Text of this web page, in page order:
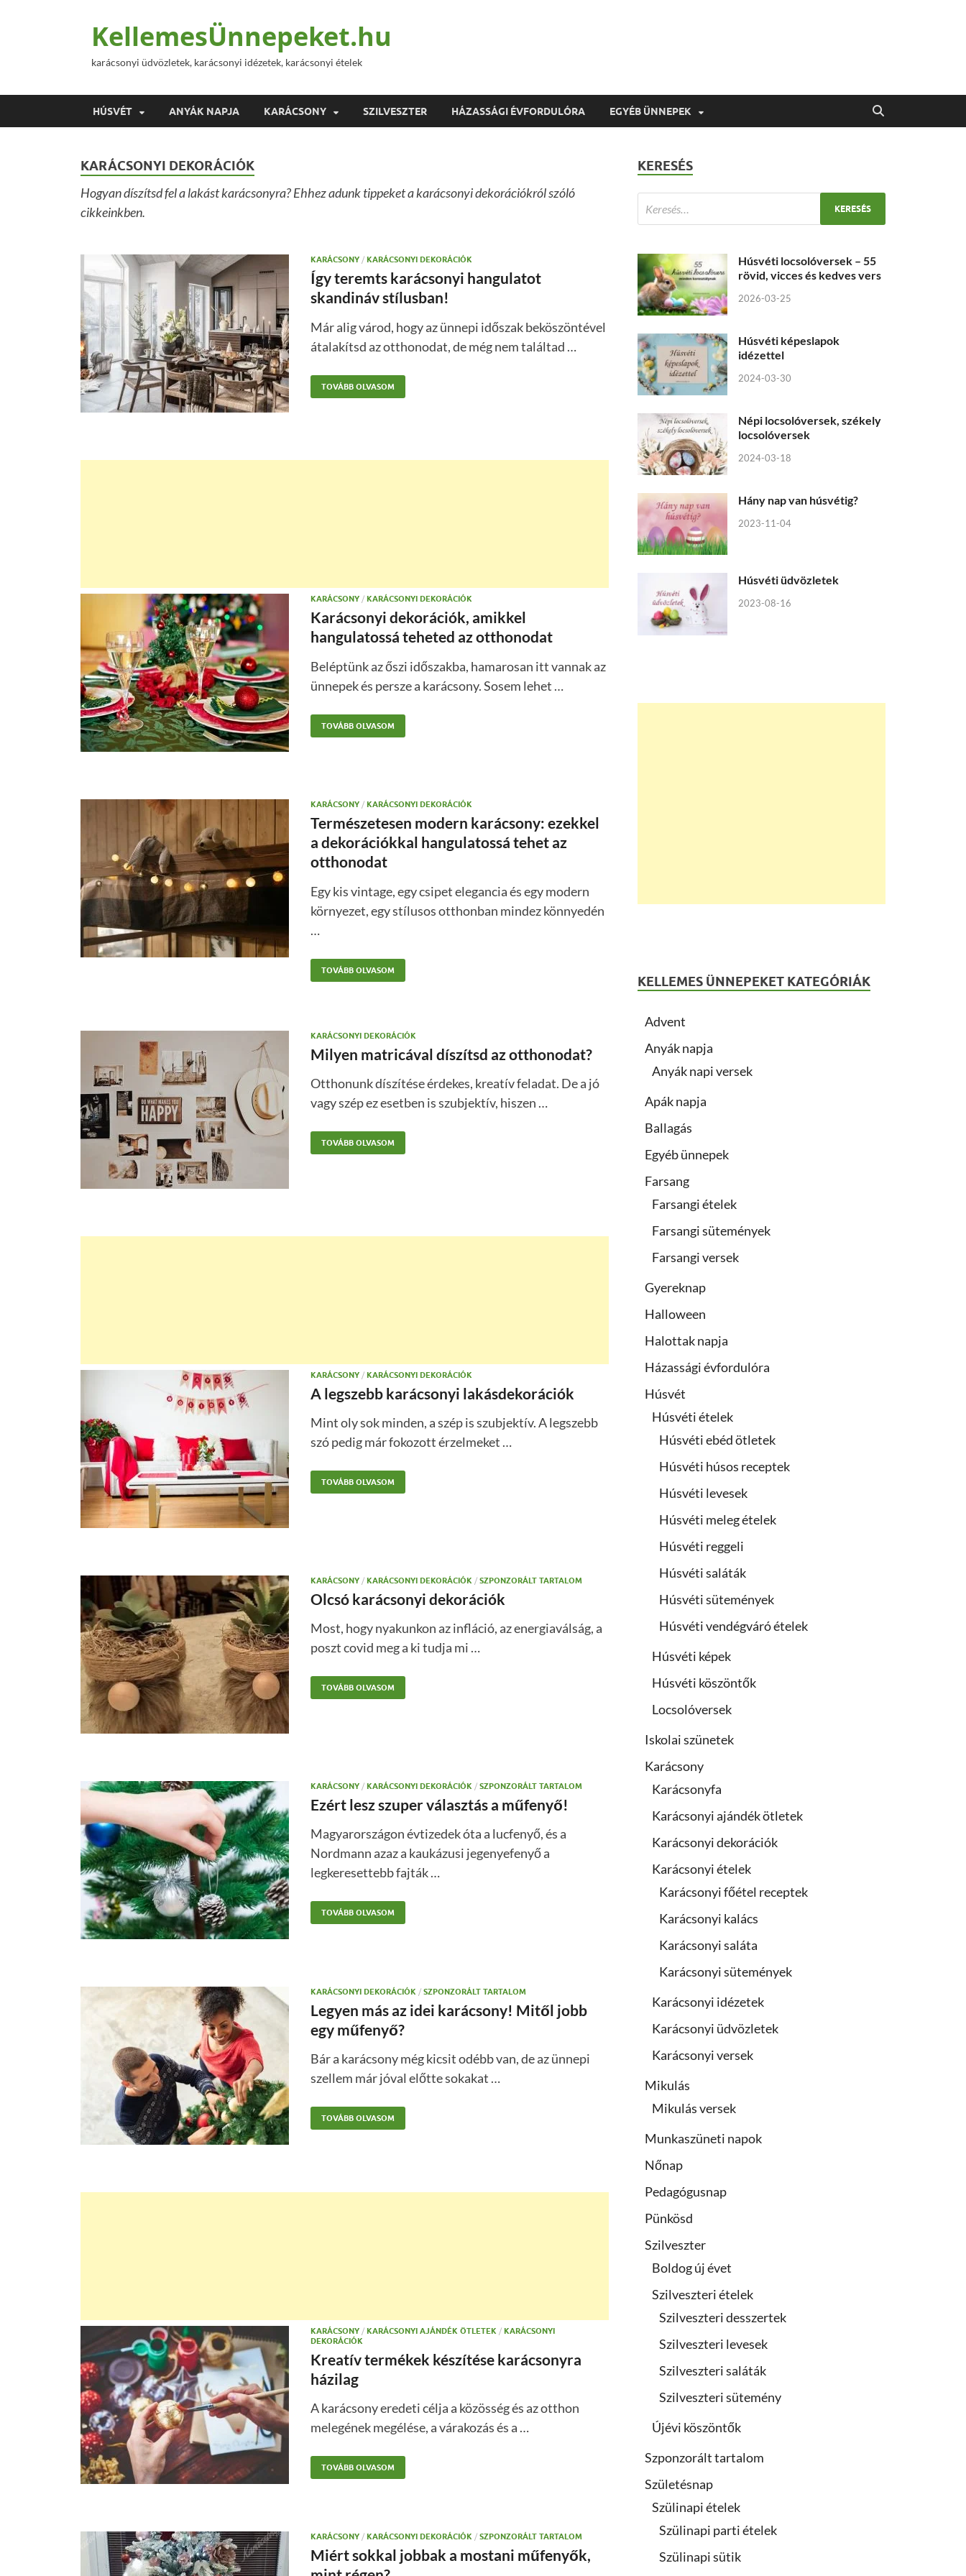
KellemesÜnnepeket.hu
karácsonyi üdvözletek, karácsonyi idézetek, karácsonyi ételek
HÚSVÉT ANYÁK NAPJA KARÁCSONY SZILVESZTER HÁZASSÁGI ÉVFORDULÓRA EGYÉB ÜNNEPEK
KARÁCSONYI DEKORÁCIÓK
Hogyan díszítsd fel a lakást karácsonyra? Ehhez adunk tippeket a karácsonyi dekorációkról szóló
cikkeinkben.
KARÁCSONY / KARÁCSONYI DEKORÁCIÓK
Így teremts karácsonyi hangulatot
skandináv stílusban!
Már alig várod, hogy az ünnepi időszak beköszöntével
átalakítsd az otthonodat, de még nem találtad …
TOVÁBB OLVASOM
KARÁCSONY / KARÁCSONYI DEKORÁCIÓK
Karácsonyi dekorációk, amikkel
hangulatossá teheted az otthonodat
Beléptünk az őszi időszakba, hamarosan itt vannak az
ünnepek és persze a karácsony. Sosem lehet …
TOVÁBB OLVASOM
KARÁCSONY / KARÁCSONYI DEKORÁCIÓK
Természetesen modern karácsony: ezekkel
a dekorációkkal hangulatossá tehet az
otthonodat
Egy kis vintage, egy csipet elegancia és egy modern
környezet, egy stílusos otthonban mindez könnyedén
…
TOVÁBB OLVASOM
KARÁCSONYI DEKORÁCIÓK
Milyen matricával díszítsd az otthonodat?
Otthonunk díszítése érdekes, kreatív feladat. De a jó
vagy szép ez esetben is szubjektív, hiszen …
TOVÁBB OLVASOM
KARÁCSONY / KARÁCSONYI DEKORÁCIÓK
A legszebb karácsonyi lakásdekorációk
Mint oly sok minden, a szép is szubjektív. A legszebb
szó pedig már fokozott érzelmeket …
TOVÁBB OLVASOM
KARÁCSONY / KARÁCSONYI DEKORÁCIÓK / SZPONZORÁLT TARTALOM
Olcsó karácsonyi dekorációk
Most, hogy nyakunkon az infláció, az energiaválság, a
poszt covid meg a ki tudja mi …
TOVÁBB OLVASOM
KARÁCSONY / KARÁCSONYI DEKORÁCIÓK / SZPONZORÁLT TARTALOM
Ezért lesz szuper választás a műfenyő!
Magyarországon évtizedek óta a lucfenyő, és a
Nordmann azaz a kaukázusi jegenyefenyő a
legkeresettebb fajták …
TOVÁBB OLVASOM
KARÁCSONYI DEKORÁCIÓK / SZPONZORÁLT TARTALOM
Legyen más az idei karácsony! Mitől jobb
egy műfenyő?
Bár a karácsony még kicsit odébb van, de az ünnepi
szellem már jóval előtte sokakat …
TOVÁBB OLVASOM
KARÁCSONY / KARÁCSONYI AJÁNDÉK ÖTLETEK / KARÁCSONYI
DEKORÁCIÓK
Kreatív termékek készítése karácsonyra
házilag
A karácsony eredeti célja a közösség és az otthon
melegének megélése, a várakozás és a …
TOVÁBB OLVASOM
KARÁCSONY / KARÁCSONYI DEKORÁCIÓK / SZPONZORÁLT TARTALOM
Miért sokkal jobbak a mostani műfenyők,
KERESÉS
Húsvéti locsolóversek – 55
rövid, vicces és kedves vers
2026-03-25
Húsvéti képeslapok
idézettel
2024-03-30
Népi locsolóversek, székely
locsolóversek
2024-03-18
Hány nap van húsvétig?
2023-11-04
Húsvéti üdvözletek
2023-08-16
KELLEMES ÜNNEPEKET KATEGÓRIÁK
Advent
Anyák napja
Anyák napi versek
Apák napja
Ballagás
Egyéb ünnepek
Farsang
Farsangi ételek
Farsangi sütemények
Farsangi versek
Gyereknap
Halloween
Halottak napja
Házassági évfordulóra
Húsvét
Húsvéti ételek
Húsvéti ebéd ötletek
Húsvéti húsos receptek
Húsvéti levesek
Húsvéti meleg ételek
Húsvéti reggeli
Húsvéti saláták
Húsvéti sütemények
Húsvéti vendégváró ételek
Húsvéti képek
Húsvéti köszöntők
Locsolóversek
Iskolai szünetek
Karácsony
Karácsonyfa
Karácsonyi ajándék ötletek
Karácsonyi dekorációk
Karácsonyi ételek
Karácsonyi főétel receptek
Karácsonyi kalács
Karácsonyi saláta
Karácsonyi sütemények
Karácsonyi idézetek
Karácsonyi üdvözletek
Karácsonyi versek
Mikulás
Mikulás versek
Munkaszüneti napok
Nőnap
Pedagógusnap
Pünkösd
Szilveszter
Boldog új évet
Szilveszteri ételek
Szilveszteri desszertek
Szilveszteri levesek
Szilveszteri saláták
Szilveszteri sütemény
Újévi köszöntők
Szponzorált tartalom
Születésnap
Szülinapi ételek
Szülinapi parti ételek
Szülinapi sütik